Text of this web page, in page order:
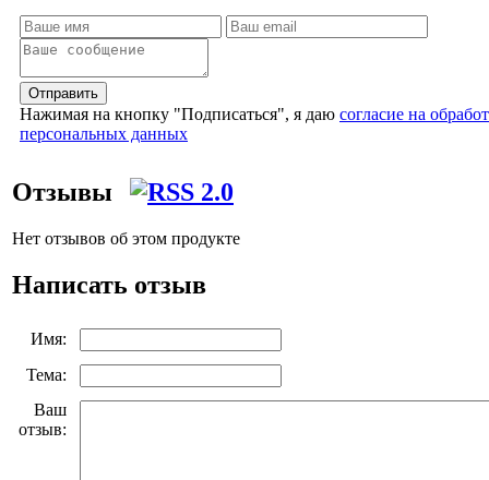
Отправить
Нажимая на кнопку "Подписаться", я даю согласие на
персональных данных
Отзывы
Нет отзывов об этом продукте
Написать отзыв
Имя:
Тема:
Ваш
отзыв: